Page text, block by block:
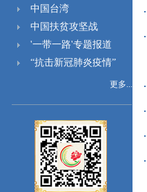
中国台湾
中国扶贫攻坚战
'一带一路'专题报道
“抗击新冠肺炎疫情”
更多...